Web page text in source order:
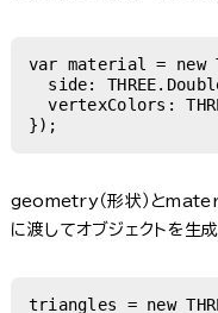
var material = new
  vertexColors: THREE.VertexColors
});
geometry（形状）と
に渡してオブジェクトを生成
triangles = new